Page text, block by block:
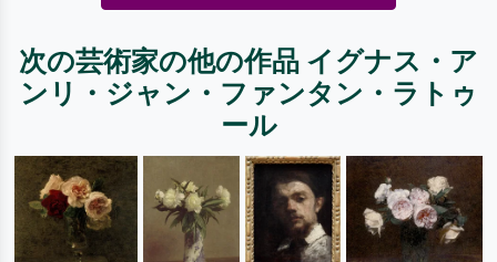
次の芸術家の他の作品 イグナス・ア
ンリ・ジャン・ファンタン・ラトゥ
ール